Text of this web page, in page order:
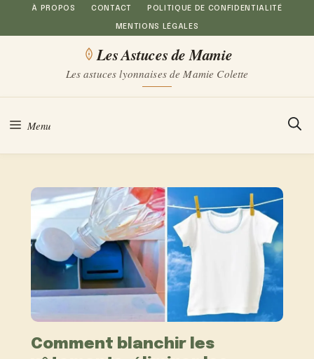
Aller
au
À PROPOS CONTACT POLITIQUE DE CONFIDENTIALITÉ
MENTIONS LÉGALES
Les Astuces de Mamie
Les astuces lyonnaises de Mamie Colette
Menu
Comment blanchir les